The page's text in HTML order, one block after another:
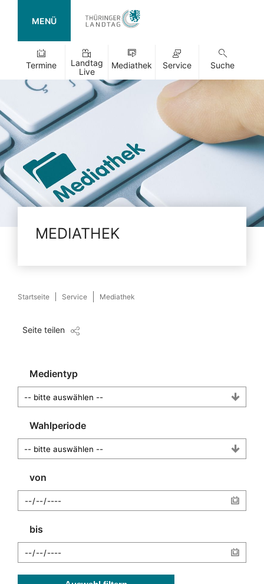
MENÜ
Termine
Landtag
Live
Mediathek Service Suche
MEDIATHEK
Startseite Service Mediathek
Seite teilen
Medientyp
Wahlperiode
von
bis